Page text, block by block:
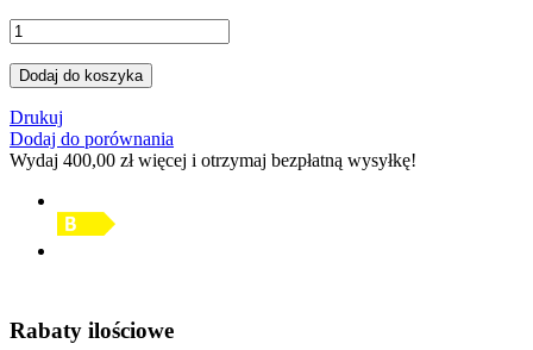
Dodaj do koszyka
Drukuj
Dodaj do porównania
Wydaj 400,00 złwięcej i otrzymaj bezpłatną wysyłkę!
Rabaty ilościowe